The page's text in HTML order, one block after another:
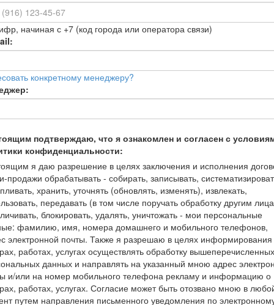
начиная с +7 (код города или оператора связи)
конкретному менеджеру?
подтверждаю, что я ознакомлен и согласен с
конфиденциальности:
я даю разрешение в целях заключения и исполнения
продажи обрабатывать - собирать, записывать,
хранить, уточнять (обновлять, изменять), извлекать,
передавать (в том числе поручать обработку другим
блокировать, удалять, уничтожать - мои персональные
фамилию, имя, номера домашнего и мобильного телефонов,
электронной почты. Также я разрешаю в целях
работах, услугах осуществлять обработку вышеперечисленных
данных и направлять на указанный мною адрес
и/или на номер мобильного телефона рекламу и информацию о
работах, услугах. Согласие может быть отозвано мною в
путем направления письменного уведомления по